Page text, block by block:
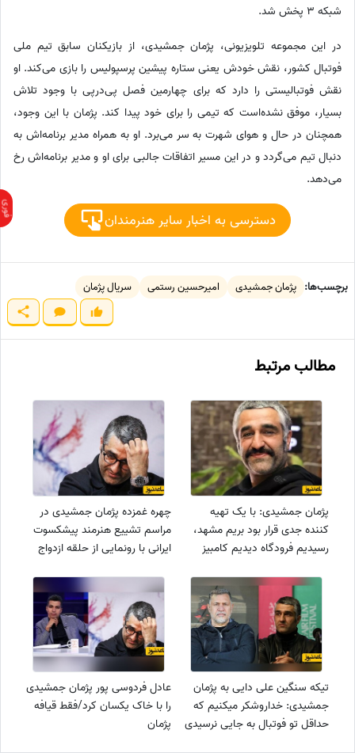
شبکه 3 پخش شد.
در این مجموعه تلویزیونی، پژمان جمشیدی، از بازیکنان سابق تیم ملی
فوتبال کشور، نقش خودش یعنی ستاره پیشین پرسپولیس را بازی می‌کند. او
نقش فوتبالیستی را دارد که برای چهارمین فصل پی‌درپی با وجود تلاش
بسیار، موفق نشده‌است که تیمی را برای خود پیدا کند. پژمان با این وجود،
همچنان در حال و هوای شهرت به سر می‌برد. او به همراه مدیر برنامه‌اش به
دنبال تیم می‌گردد و در این مسیر اتفاقات جالبی برای او و مدیر برنامه‌اش رخ
می‌دهد.
دسترسی به اخبار سایر هنرمندان
برچسب‌ها: پژمان جمشیدی امیرحسین رستمی سریال پژمان
مطالب مرتبط
پژمان جمشیدی: با یک تهیه
کننده جدی قرار بود بریم مشهد،
رسیدیم فرودگاه دیدیم کامبیز
دیگه هم پروازه سام درخشانی
...+فیلم
چهره غمزده پژمان جمشیدی در
مراسم تشییع هنرمند پیشکسوت
ایرانی با رونمایی از حلقه ازدواج
ازش شکار کردن👌
تیکه سنگین علی دایی به پژمان
جمشیدی: خداروشکر میکنیم که
حداقل تو فوتبال به جایی نرسیدی
عادل فردوسی پور پژمان جمشیدی
را با خاک یکسان کرد/فقط قیافه
پژمان